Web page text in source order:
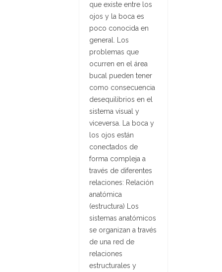
que existe entre los
ojos y la boca es
poco conocida en
general. Los
problemas que
ocurren en el área
bucal pueden tener
como consecuencia
desequilibrios en el
sistema visual y
viceversa. La boca y
los ojos están
conectados de
forma compleja a
través de diferentes
relaciones: Relación
anatómica
(estructura) Los
sistemas anatómicos
se organizan a través
de una red de
relaciones
estructurales y